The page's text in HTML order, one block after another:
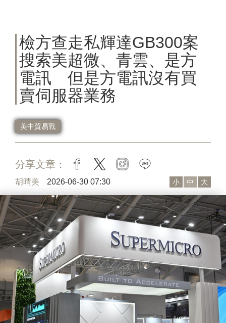
檢方查走私輝達GB300案
搜索美超微、青雲、是方
電訊 但是方電訊沒有買
賣伺服器業務
美中貿易戰
分享文章： facebook
twitter instagram
胡晴美 2026-06-30 07:30 小 中 大